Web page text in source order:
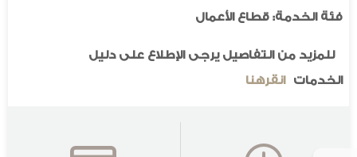
فئة الخدمة: قطاع الأعمال
للمزيد من التفاصيل يرجى الإطلاع على دليل
الخدماتانقرهنا